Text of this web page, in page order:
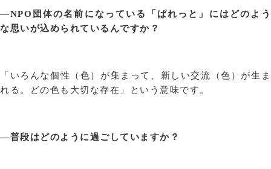
—NPO団体の名前になっている「ぱれっと」にはどのよう
な思いが込められているんですか？
「いろんな個性（色）が集まって、新しい交流（色）が生ま
れる。どの色も大切な存在」という意味です。
—普段はどのように過ごしていますか？